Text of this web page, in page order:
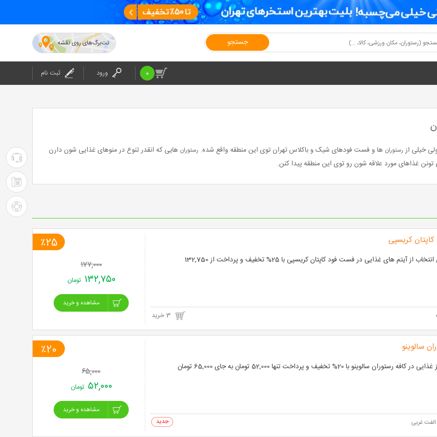
جستجو نت‌برگ‌های روی نقشه
0 ورود ثبت نام
خیلی از رستوران ها و فست فودهای شیک و باکلاس تهران توی این منطقه واقع شده. رستوران هایی که انقدر تنوع در منوهای غذایی شون دارن
غذاهای مورد علاقه شون رو توی این منطقه پیدا کنن.
کریسپی
از آیتم های غذایی در فست فود کاپتان کریسپی با 25% تخفیف و پرداخت از 132,750
٪25
۱۷۷,۰۰۰
۱۳۲,۷۵۰ تومان
مشاهده و خرید
سالوینو
کافه رستوران سالوینو با 20% تخفیف و پرداخت تنها 52,000 تومان به جای 65,000 تومان
الفت غربی 0 خرید
٪20
۶۵,۰۰۰
۵۲,۰۰۰ تومان
مشاهده و خرید
۰۲۱-۴۲۰۲۴
:
پشتیبانی
۰۲۱-۴۲۰۲۴
: شرکت
راهنمای